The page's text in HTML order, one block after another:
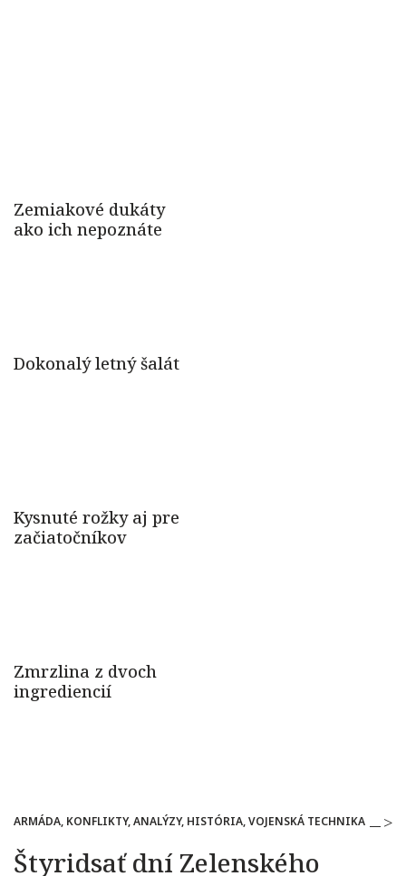
ARMÁDA, KONFLIKTY, ANALÝZY, HISTÓRIA, VOJENSKÁ TECHNIKA